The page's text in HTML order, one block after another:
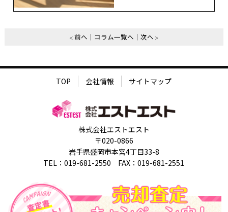
前へ コラム一覧へ 次へ
TOP 会社情報 サイトマップ
株式会社エストエスト
〒020-0866
岩手県盛岡市本宮4丁目33-8
TEL：019-681-2550 FAX：019-681-2551